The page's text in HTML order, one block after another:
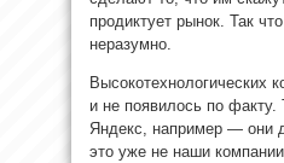
продиктует рынок. Так
неразумно.
Высокотехнологических
и не появилось по
Яндекс, например — они
это уже не наши